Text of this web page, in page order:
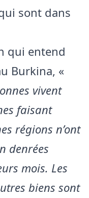
sont dans
qui entend
Burkina, «
vivent
faisant
régions n’ont
denrées
mois. Les
biens sont